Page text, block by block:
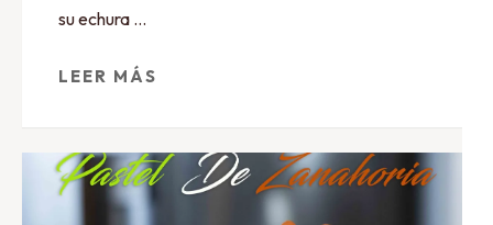
su echura …
LEER MÁS